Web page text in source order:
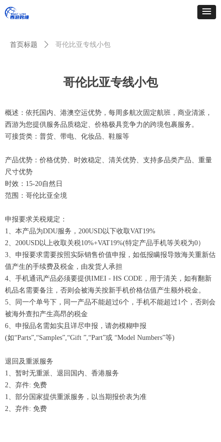
首页标题 ꄲ 哥伦比亚专线小包
哥伦比亚专线小包
概述：依托国内、港澳空运优势，每周多航次固定航班，商业清派，
西游为您提供服务品质稳定、价格极具竞争力的跨境包裹服务。
可接货类：普货、带电、化妆品、鞋服等
产品优势：价格优势、时效稳定、清关优势、支持多品类产品、重量
尺寸优势
时效：15-20自然日
范围：哥伦比亚全境
申报要求关税规定：
1、本产品为DDU服务，200USD以下收取VAT19%
2、200USD以上收取关税10%+VAT19%(特定产品手机等关税为0）
3、申报要求需要按照实际销售价值申报，如低报瞒报导致海关重新估
值产生的手续费及税金，由发货人承担
4、手机通讯产品必须要提供IMEI - HS CODE，用于清关，如有翻新
机品名需要备注，否则会被海关按新手机价格估值产生额外税金。
5、同一个单号下，同一产品不能超过6个，手机不能超过1个，否则会
被海外查扣产生高昂的税金
6、申报品名需如实且详尽申报，请勿模糊申报
(如“Parts”,“Samples”,“Gift ”,“Part”或 “Model Numbers”等)
退回及重派服务
1、暂时无重派、退回国内、香港服务
2、弃件: 免费
1、部分国家提供重派服务，以当期报价表为准
2、弃件: 免费